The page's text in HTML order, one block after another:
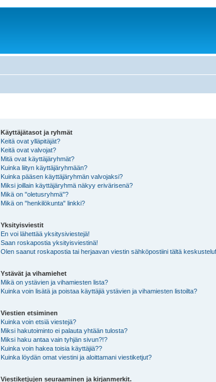
Käyttäjätasot ja ryhmät
Keitä ovat ylläpitäjät?
Keitä ovat valvojat?
Mitä ovat käyttäjäryhmät?
Kuinka liityn käyttäjäryhmään?
Kuinka pääsen käyttäjäryhmän valvojaksi?
Miksi joillain käyttäjäryhmä näkyy erivärisenä?
Mikä on "oletusryhmä"?
Mikä on "henkilökunta" linkki?
Yksityisviestit
En voi lähettää yksitysiviestejä!
Saan roskapostia yksityisviestinä!
Olen saanut roskapostia tai herjaavan viestin sähköpostiini tältä
Ystävät ja vihamiehet
Mikä on ystävien ja vihamiesten lista?
Kuinka voin lisätä ja poistaa käyttäjiä ystävien ja vihamiesten listoilta?
Viestien etsiminen
Kuinka voin etsiä viestejä?
Miksi hakutoiminto ei palauta yhtään tulosta?
Miksi haku antaa vain tyhjän sivun?!?
Kuinka voin hakea toisia käyttäjiä??
Kuinka löydän omat viestini ja aloittamani viestiketjut?
Viestiketjujen seuraaminen ja kirjanmerkit.